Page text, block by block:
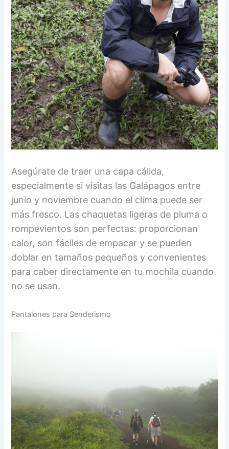
Asegúrate de traer una capa cálida,
especialmente si visitas las Galápagos entre
junio y noviembre cuando el clima puede ser
más fresco. Las chaquetas ligeras de pluma o
rompevientos son perfectas: proporcionan
calor, son fáciles de empacar y se pueden
doblar en tamaños pequeños y convenientes
para caber directamente en tu mochila cuando
no se usan.
Pantalones para Senderismo